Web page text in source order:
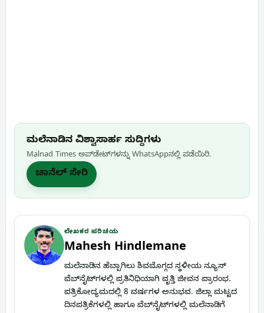
ಮಲೆನಾಡಿನ ವಿಶ್ವಾಸಾರ್ಹ ಸುದ್ದಿಗಳು
Malnad Times ಅಪ್‌ಡೇಟ್‌ಗಳನ್ನು WhatsApp‌ನಲ್ಲಿ ಪಡೆಯಿರಿ.
ಚಾನೆಲ್ ಸೇರಿ
ಲೇಖಕರ ಪರಿಚಯ
Mahesh Hindlemane
ಮಲೆನಾಡಿನ ಹೆಬ್ಬಾಗಿಲು ಶಿವಮೊಗ್ಗದ ಸ್ಥಳೀಯ ನ್ಯೂಸ್
ವೆಬ್‌ಸೈಟ್‌ಗಳಲ್ಲಿ ಪ್ರತಿನಿಧಿಯಾಗಿ ವೃತ್ತಿ ಜೀವನ ಪ್ರಾರಂಭ.
ಪತ್ರಿಕೋದ್ಯಮದಲ್ಲಿ 8 ವರ್ಷಗಳ ಅನುಭವ. ಜಿಲ್ಲಾ ಮಟ್ಟದ
ದಿನಪತ್ರಿಕೆಗಳಲ್ಲಿ ಹಾಗೂ ವೆಬ್‌ಸೈಟ್‌ಗಳಲ್ಲಿ ಮಲೆನಾಡಿಗೆ